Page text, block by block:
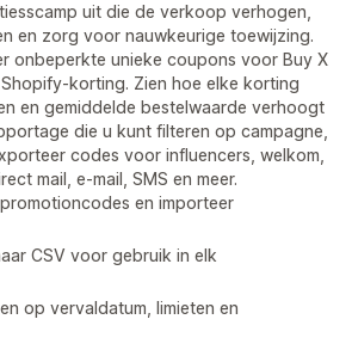
uit die de verkoop verhogen,
en zorg voor nauwkeurige toewijzing.
onbeperkte unieke coupons voor Buy X
korting. Zien hoe elke korting
en gemiddelde bestelwaarde verhoogt
die u kunt filteren op campagne,
codes voor influencers, welkom,
mail, e-mail, SMS en meer.
en importeer
CSV voor gebruik in elk
op vervaldatum, limieten en